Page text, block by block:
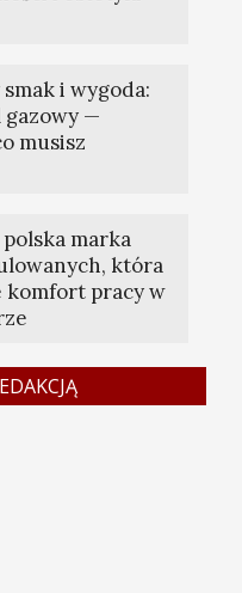
i wygoda:
—
musisz
marka
która
pracy w